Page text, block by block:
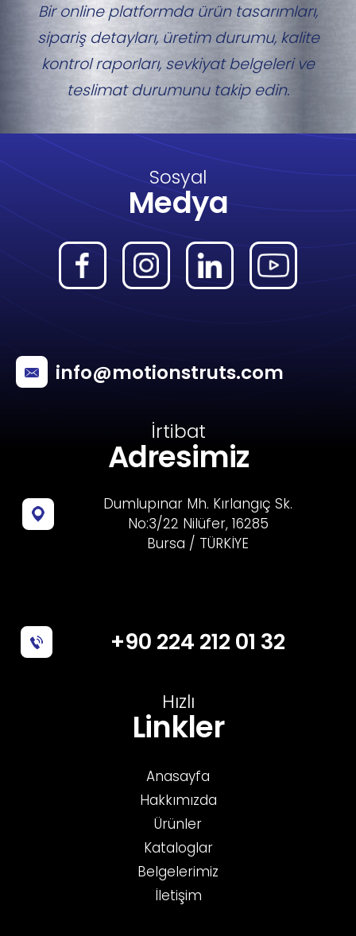
Bir online platformda ürün tasarımları,
sipariş detayları, üretim durumu, kalite
kontrol raporları, sevkiyat belgeleri ve
teslimat durumunu takip edin.
Sosyal
Medya
info@motionstruts.com
İrtibat
Adresimiz
Dumlupınar Mh. Kırlangıç Sk.
No:3/22 Nilüfer, 16285
Bursa / TÜRKİYE
+90 224 212 01 32
Hızlı
Linkler
Anasayfa
Hakkımızda
Ürünler
Kataloglar
Belgelerimiz
İletişim